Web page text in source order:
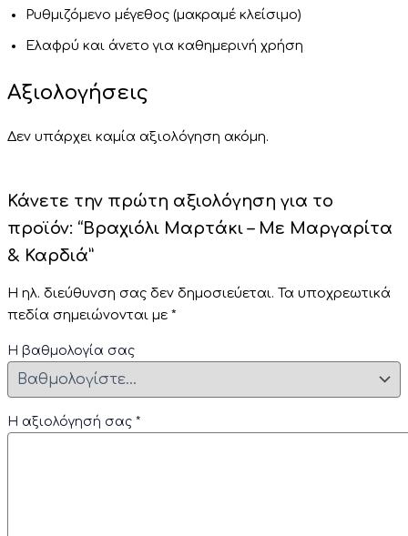
Ρυθμιζόμενο μέγεθος (μακραμέ κλείσιμο)
Ελαφρύ και άνετο για καθημερινή χρήση
Αξιολογήσεις
Δεν υπάρχει καμία αξιολόγηση ακόμη.
Κάνετε την πρώτη αξιολόγηση για το
προϊόν: “Βραχιόλι Μαρτάκι – Με Μαργαρίτα
& Καρδιά”
Η ηλ. διεύθυνση σας δεν δημοσιεύεται. Τα υποχρεωτικά
πεδία σημειώνονται με *
Η βαθμολογία σας
Η αξιολόγησή σας *